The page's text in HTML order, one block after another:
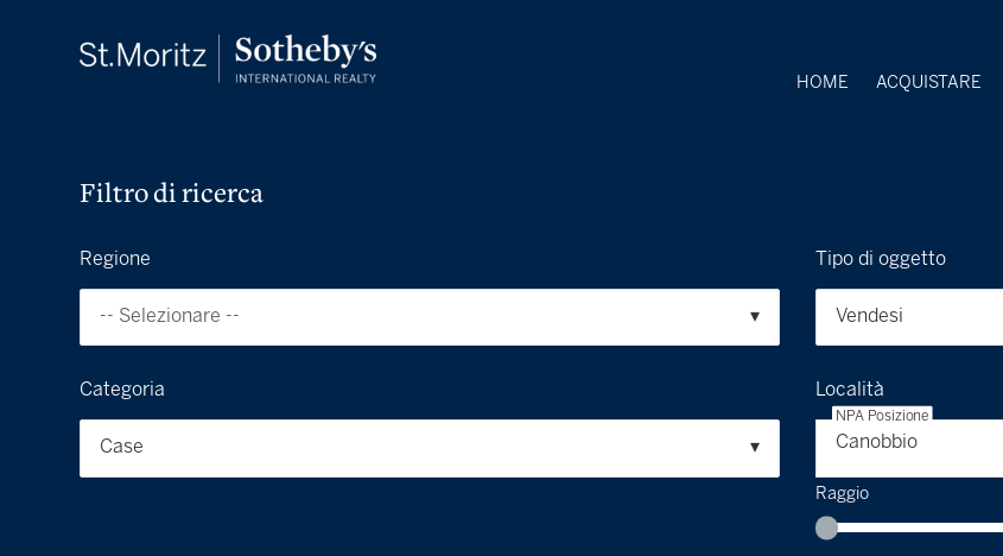
HOME ACQUISTARE
Filtro di ricerca
Regione
-- Selezionare --
Tipo di oggetto
Vendesi
Categoria
Case
Località
Canobbio
NPA Posizione
Raggio